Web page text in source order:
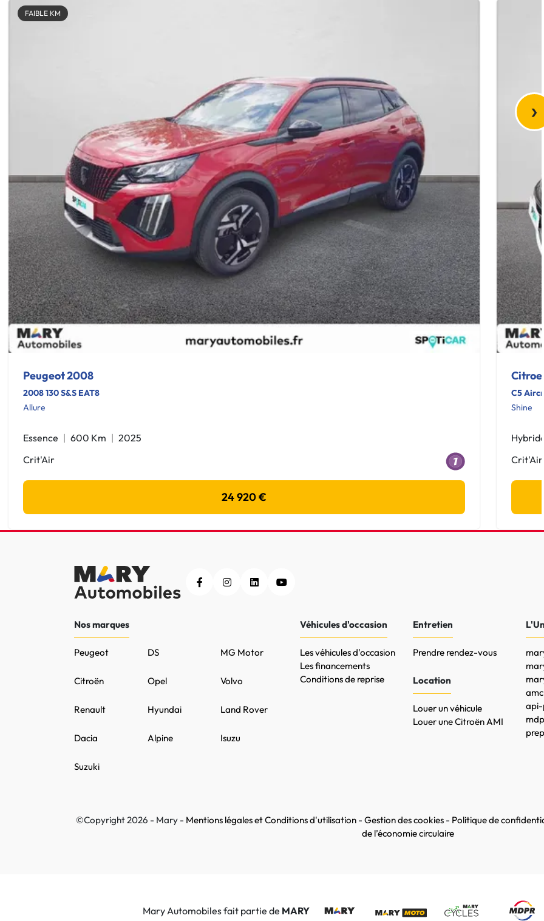
FAIBLE KM
Peugeot 2008
2008 130 S&S EAT8
Allure
Essence 600 Km
2025
Crit'Air
24 920 €
C5
Shine
Hybride
Crit'Air
›
Nos marques
Peugeot DS MG Motor
Citroën Opel Volvo
Renault Hyundai Land Rover
Dacia Alpine Isuzu
Suzuki
Véhicules d'occasion
Les véhicules d'occasion
Les financements
Conditions de reprise
Entretien
Prendre rendez-vous
Location
Louer un véhicule
Louer une Citroën AMI
api-
©Copyright 2026 - Mary - Mentions légales et Conditions d'utilisation - Gestion des cookies - Politique de
de l’économie circulaire
Mary Automobiles fait partie de MARY